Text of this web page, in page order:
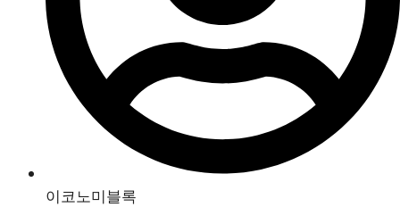
이코노미블록